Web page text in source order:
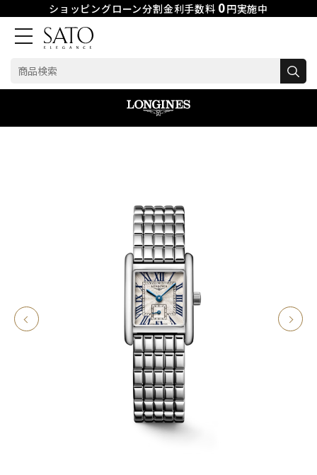
content
ショッピングローン分割金利手数料 0円実施中
検